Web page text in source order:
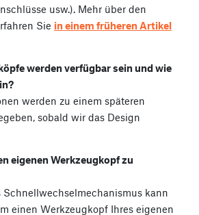
usw.). Mehr über den
Sie in einem früheren Artikel
werden verfügbar sein und wie
werden zu einem späteren
sobald wir das Design
eigenen Werkzeugkopf zu
Schnellwechselmechanismus kann
einen Werkzeugkopf Ihres eigenen